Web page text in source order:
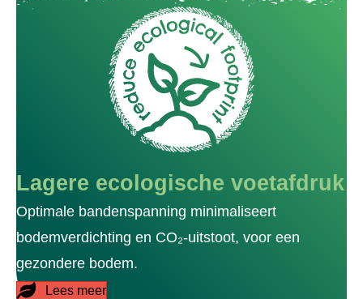
Lagere ecologische voetafdruk
Optimale bandenspanning minimaliseert
bodemverdichting en CO₂-uitstoot, voor een
gezondere bodem.
Lees meer